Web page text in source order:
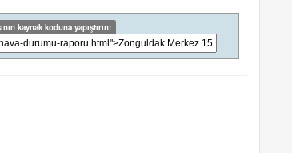
kaynak koduna yapıştırın: